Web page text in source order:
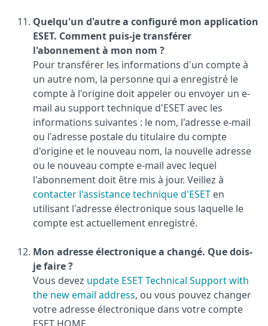
Quelqu'un d'autre a configuré mon application
ESET. Comment puis-je transférer
l'abonnement à mon nom ?
Pour transférer les informations d'un compte à
un autre nom, la personne qui a enregistré le
compte à l'origine doit appeler ou envoyer un e-
mail au support technique d'ESET avec les
informations suivantes : le nom, l'adresse e-mail
ou l'adresse postale du titulaire du compte
d'origine et le nouveau nom, la nouvelle adresse
ou le nouveau compte e-mail avec lequel
l'abonnement doit être mis à jour. Veillez à
contacter l'assistance technique d'ESET en
utilisant l'adresse électronique sous laquelle le
compte est actuellement enregistré.
Mon adresse électronique a changé. Que dois-
je faire ?
Vous devez update ESET Technical Support with
the new email address, ou vous pouvez changer
votre adresse électronique dans votre compte